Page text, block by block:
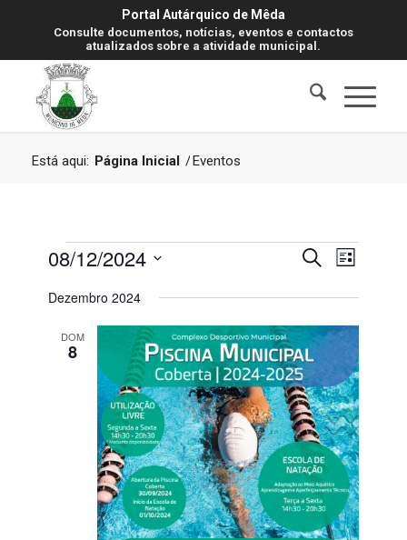
Portal Autárquico de Mêda
Consulte documentos, notícias, eventos e contactos
atualizados sobre a atividade municipal.
Está aqui: Página Inicial /Eventos
Eventos
e
de
Eventos
Pesquisar
de
de
Lista
08/12/2024
a
data.
Dezembro 2024
DOM
8